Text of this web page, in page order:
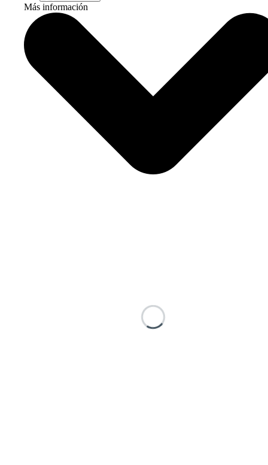
Más información